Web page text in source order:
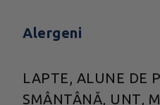
Alergeni
LAPTE, ALUNE DE
SMÂNTÂNĂ, UNT,